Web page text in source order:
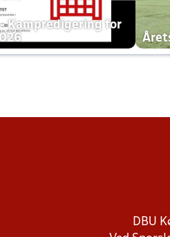
Kampredigering for
DBU